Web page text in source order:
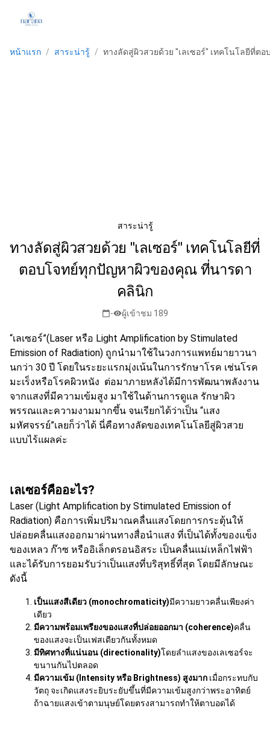
หน้าแรก / สาระน่ารู้ / ทางลัดสู่ผิวสวยด้วย "เลเซอร์" เทคโนโลยีที่
สาระน่ารู้
ทางลัดสู่ผิวสวยด้วย "เลเซอร์" เทคโนโลยีที่
ตอบโจทย์ทุกปัญหาผิวของคุณ ที่นารดา
คลินิก
calendar_today-visibilityผู้เข้าชม 189
“เลเซอร์”(Laser หรือ Light Amplification by Stimulated
Emission of Radiation) ถูกนำมาใช้ในวงการแพทย์มายาวนา
นกว่า 30 ปี โดยในระยะแรกมุ่งเน้นในการรักษาโรค เช่นโรค
มะเร็งหรือโรคผิวหนัง ต่อมาภายหลังได้มีการพัฒนาพลังงาน
จากแสงที่มีความเข้มสูง มาใช้ในด้านการดูแล รักษาผิว
พรรณและความงามมากขึ้น จนเรียกได้ว่าเป็น “แสง
มหัศจรรย์”เลยก็ว่าได้ นี่คือทางลัดของเทคโนโลยีสู่ผิวสวย
แบบไร้แผลค่ะ
เลเซอร์คืออะไร?
Laser (Light Amplification by Stimulated Emission of
Radiation) คือการเพิ่มปริมาณคลื่นแสงโดยการกระตุ้นให้
ปล่อยคลื่นแสงออกมาผ่านทางสื่อนำแสง ที่เป็นได้ทั้งของแข็ง
ของเหลว ก๊าซ หรืออิเล็กตรอนอิสระ เป็นคลื่นแม่เหล็กไฟฟ้า
และได้รับการยอมรับว่าเป็นแสงที่บริสุทธิ์ที่สุด โดยมีลักษณะ
ดังนี้
เป็นแสงสีเดียว (monochromaticity)มีความยาวคลื่นเพียงค่า
เดียว
มีความพร้อมเพรียงของแสงที่ปล่อยออกมา (coherence)คลื่น
ของแสงจะเป็นเฟสเดียวกันทั้งหมด
มีทิศทางที่แน่นอน (directionality)โดยลำแสงของเลเซอร์จะ
ขนานกันไปตลอด
มีความเข้ม ( Intensity หรือ Brightness) สูงมาก เมื่อกระทบกับ
วัตถุ จะเกิดแสงระยิบระยับขึ้นที่มีความเข้มสูงกว่าพระอาทิตย์
ถ้าฉายแสงเข้าตามนุษย์โดยตรงสามารถทำให้ตาบอดได้